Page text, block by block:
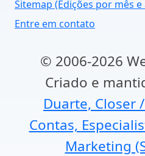
Sitemap (Edições por mês e
Entre em contato
© 2006-2026
Criado e
Duarte, Closer
Contas,
Marketing